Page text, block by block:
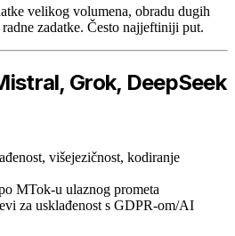
velikog volumena, obradu dugih
zadatke. Često najjeftiniji put.
Grok, DeepSeek
višejezičnost, kodiranje
MTok-u ulaznog prometa
za usklađenost s GDPR-om/AI